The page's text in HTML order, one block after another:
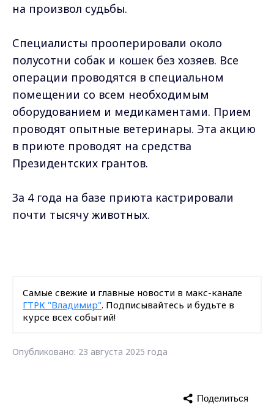
на произвол судьбы.
Специалисты прооперировали около
полусотни собак и кошек без хозяев. Все
операции проводятся в специальном
помещении со всем необходимым
оборудованием и медикаментами. Прием
проводят опытные ветеринары. Эта акцию
в приюте проводят на средства
Президентских грантов.
За 4 года на базе приюта кастрировали
почти тысячу животных.
Самые свежие и главные новости в макс-канале
ГТРК "Владимир". Подписывайтесь и будьте в
курсе всех событий!
Опубликовано: 23 августа 2025 года
Поделиться